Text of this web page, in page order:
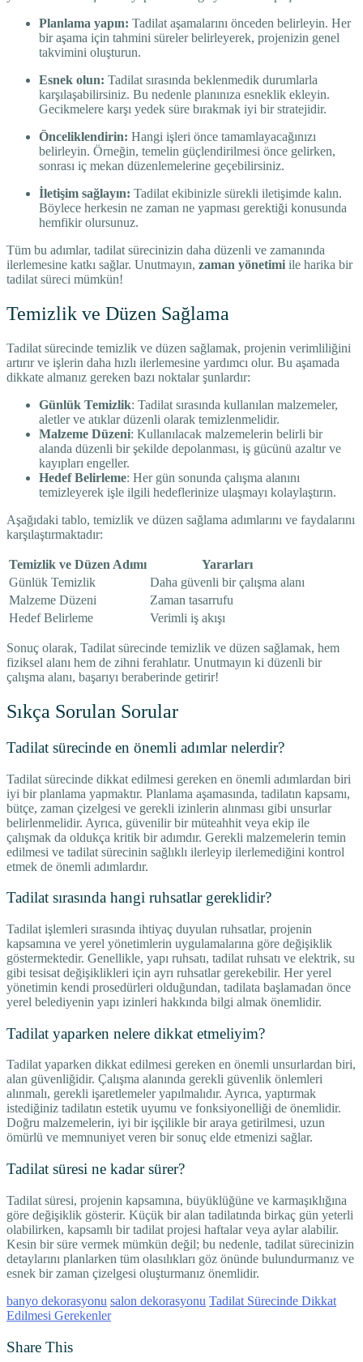
Planlama yapın: Tadilat aşamalarını önceden belirleyin. Her
bir aşama için tahmini süreler belirleyerek, projenizin genel
takvimini oluşturun.
Esnek olun: Tadilat sırasında beklenmedik durumlarla
karşılaşabilirsiniz. Bu nedenle planınıza esneklik ekleyin.
Gecikmelere karşı yedek süre bırakmak iyi bir stratejidir.
Önceliklendirin: Hangi işleri önce tamamlayacağınızı
belirleyin. Örneğin, temelin güçlendirilmesi önce gelirken,
sonrası iç mekan düzenlemelerine geçebilirsiniz.
İletişim sağlayın: Tadilat ekibinizle sürekli iletişimde kalın.
Böylece herkesin ne zaman ne yapması gerektiği konusunda
hemfikir olursunuz.
Tüm bu adımlar, tadilat sürecinizin daha düzenli ve zamanında
ilerlemesine katkı sağlar. Unutmayın, zaman yönetimi ile harika bir
tadilat süreci mümkün!
Temizlik ve Düzen Sağlama
Tadilat sürecinde temizlik ve düzen sağlamak, projenin verimliliğini
artırır ve işlerin daha hızlı ilerlemesine yardımcı olur. Bu aşamada
dikkate almanız gereken bazı noktalar şunlardır:
Günlük Temizlik: Tadilat sırasında kullanılan malzemeler,
aletler ve atıklar düzenli olarak temizlenmelidir.
Malzeme Düzeni: Kullanılacak malzemelerin belirli bir
alanda düzenli bir şekilde depolanması, iş gücünü azaltır ve
kayıpları engeller.
Hedef Belirleme: Her gün sonunda çalışma alanını
temizleyerek işle ilgili hedeflerinize ulaşmayı kolaylaştırın.
Aşağıdaki tablo, temizlik ve düzen sağlama adımlarını ve faydalarını
karşılaştırmaktadır:
Temizlik ve Düzen Adımı
Yararları
Günlük Temizlik
Daha güvenli bir çalışma alanı
Malzeme Düzeni
Zaman tasarrufu
Hedef Belirleme
Verimli iş akışı
Sonuç olarak, Tadilat sürecinde temizlik ve düzen sağlamak, hem
fiziksel alanı hem de zihni ferahlatır. Unutmayın ki düzenli bir
çalışma alanı, başarıyı beraberinde getirir!
Sıkça Sorulan Sorular
Tadilat sürecinde en önemli adımlar nelerdir?
Tadilat sürecinde dikkat edilmesi gereken en önemli adımlardan biri
iyi bir planlama yapmaktır. Planlama aşamasında, tadilatın kapsamı,
bütçe, zaman çizelgesi ve gerekli izinlerin alınması gibi unsurlar
belirlenmelidir. Ayrıca, güvenilir bir müteahhit veya ekip ile
çalışmak da oldukça kritik bir adımdır. Gerekli malzemelerin temin
edilmesi ve tadilat sürecinin sağlıklı ilerleyip ilerlemediğini kontrol
etmek de önemli adımlardır.
Tadilat sırasında hangi ruhsatlar gereklidir?
Tadilat işlemleri sırasında ihtiyaç duyulan ruhsatlar, projenin
kapsamına ve yerel yönetimlerin uygulamalarına göre değişiklik
göstermektedir. Genellikle, yapı ruhsatı, tadilat ruhsatı ve elektrik, su
gibi tesisat değişiklikleri için ayrı ruhsatlar gerekebilir. Her yerel
yönetimin kendi prosedürleri olduğundan, tadilata başlamadan önce
yerel belediyenin yapı izinleri hakkında bilgi almak önemlidir.
Tadilat yaparken nelere dikkat etmeliyim?
Tadilat yaparken dikkat edilmesi gereken en önemli unsurlardan biri,
alan güvenliğidir. Çalışma alanında gerekli güvenlik önlemleri
alınmalı, gerekli işaretlemeler yapılmalıdır. Ayrıca, yaptırmak
istediğiniz tadilatın estetik uyumu ve fonksiyonelliği de önemlidir.
Doğru malzemelerin, iyi bir işçilikle bir araya getirilmesi, uzun
ömürlü ve memnuniyet veren bir sonuç elde etmenizi sağlar.
Tadilat süresi ne kadar sürer?
Tadilat süresi, projenin kapsamına, büyüklüğüne ve karmaşıklığına
göre değişiklik gösterir. Küçük bir alan tadilatında birkaç gün yeterli
olabilirken, kapsamlı bir tadilat projesi haftalar veya aylar alabilir.
Kesin bir süre vermek mümkün değil; bu nedenle, tadilat sürecinizin
detaylarını planlarken tüm olasılıkları göz önünde bulundurmanız ve
esnek bir zaman çizelgesi oluşturmanız önemlidir.
banyo dekorasyonu salon dekorasyonu Tadilat Sürecinde Dikkat
Edilmesi Gerekenler
Share This